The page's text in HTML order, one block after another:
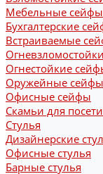
Мебельные сейфы
Бухгалтерские
Встраиваемые
Огнестойкие
Оружейные сейфы
Офисные сейфы
Скамьи для
Стулья
Дизайнерские
Офисные стулья
Барные стулья